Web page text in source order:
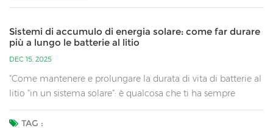
dissipano il calore facendo circolare l'aria attraverso le
0,026 W/(m·K), la sua efficienza di trasferimento del calore è
ad aria è generalmente compresa nell'intervallo di 5–8 °C.
Questo metodo di controllo della temperatura è adatto a
scenari con densità di potenza ≤ 1C e cicli di carica-scarica
giornalieri medi ≤ 2, come ad esempio i progetti di
Sistemi di accumulo di energia solare: come far durare
più a lungo le batterie al litio
DEC 15, 2025
"Come mantenere e prolungare la durata di vita di batterie al
litio "in un sistema solare": è qualcosa che ti ha sempre
preoccupato? La manutenzione delle batterie al litio richiede
la considerazione di molti fattori, come la gestione della
TAG :